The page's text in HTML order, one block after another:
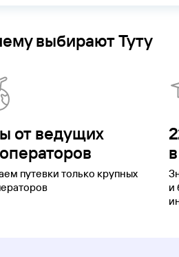
выбирают Туту
от ведущих
путевки только крупных
и